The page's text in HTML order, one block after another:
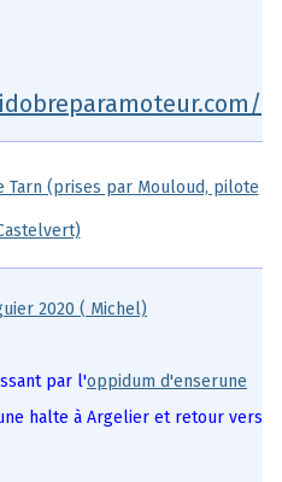
Tarn (prises par Mouloud, pilote
2020 ( Michel)
par l'oppidum d'enserune
halte à Argelier et retour vers